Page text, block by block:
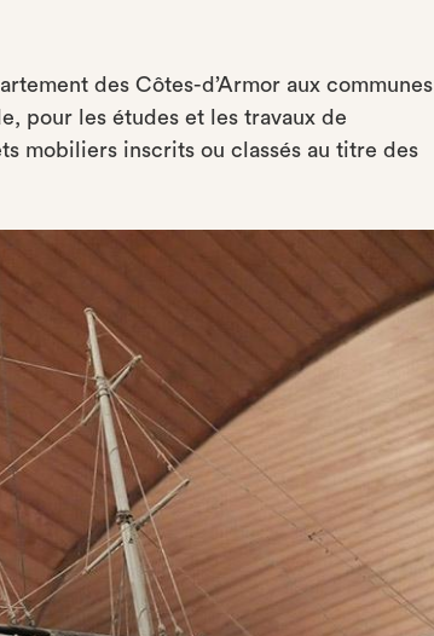
des Côtes-d’Armor aux communes
pour les études et les travaux de
mobiliers inscrits ou classés au titre des